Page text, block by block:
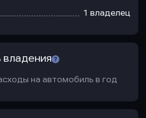
1 владелец
на автомобиль в год